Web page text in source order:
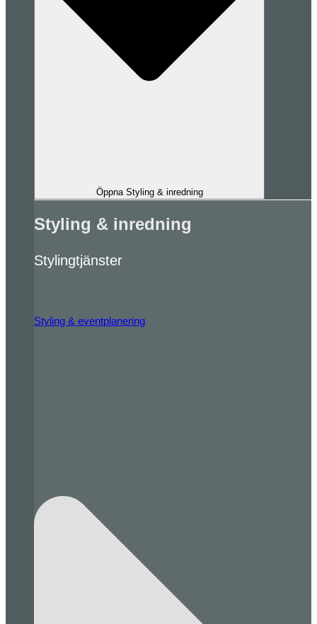
Öppna Styling & inredning
Styling & inredning
Stylingtjänster
Styling & eventplanering